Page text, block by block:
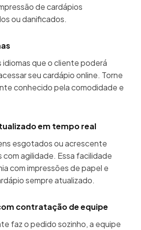
de cardápios
ou danificados.
idiomas que o cliente poderá
seu cardápio online. Torne
conhecido pela comodidade e
em tempo real
esgotados ou acrescente
com agilidade. Essa facilidade
com impressões de papel e
sempre atualizado.
contratação de equipe
faz o pedido sozinho, a equipe